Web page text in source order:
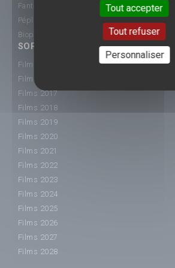
Fantastique
Péplum
Biopic
SORTIE CINÉ
Films 2015
Films 2016
Films 2017
Films 2018
Films 2019
Films 2020
Films 2021
Films 2022
Films 2023
Films 2024
Films 2025
Films 2026
Films 2027
Films 2028
Tout accepter
Tout refuser
Personnaliser